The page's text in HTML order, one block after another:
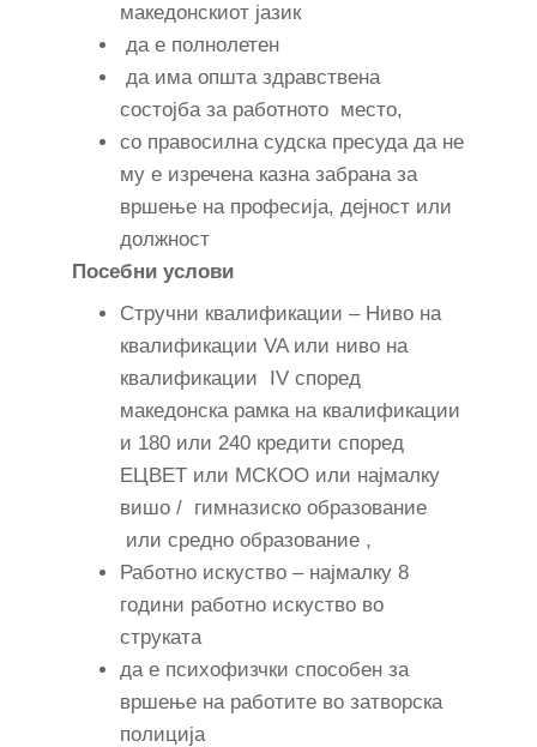
македонскиот јазик
да е полнолетен
да има општа здравствена
состојба за работното место,
со правосилна судска пресуда да не
му е изречена казна забрана за
вршење на професија, дејност или
должност
Посебни услови
Стручни квалификации – Ниво на
квалификации VA или ниво на
квалификации IV според
македонска рамка на квалификации
и 180 или 240 кредити според
ЕЦВЕТ или МСКОО или најмалку
вишо / гимназиско образование
или средно образование ,
Работно искуство – најмалку 8
години работно искуство во
струката
да е психофизчки способен за
вршење на работите во затворска
полиција